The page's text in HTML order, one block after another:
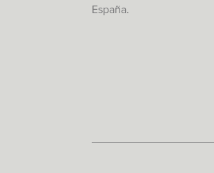
España.